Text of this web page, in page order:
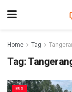
Home Tag
Tag:
BUS